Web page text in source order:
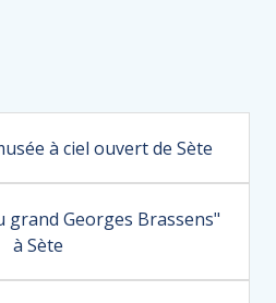
à ciel ouvert de Sète
grand Georges Brassens"
à Sète